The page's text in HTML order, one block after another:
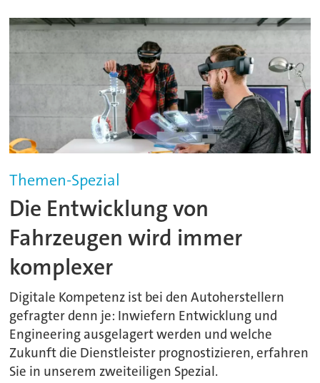
Themen-Spezial
Die Entwicklung von
Fahrzeugen wird immer
komplexer
Digitale Kompetenz ist bei den Autoherstellern
gefragter denn je: Inwiefern Entwicklung und
Engineering ausgelagert werden und welche
Zukunft die Dienstleister prognostizieren, erfahren
Sie in unserem zweiteiligen Spezial.